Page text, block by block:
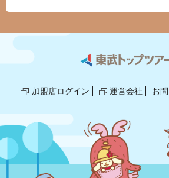
ーストビーフを
加盟店ログイン 運営会社 お